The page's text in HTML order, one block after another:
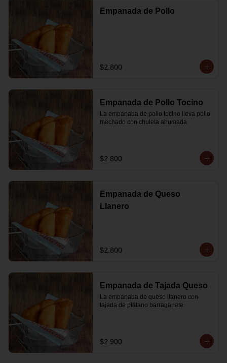
Empanada de Pollo
$2.800
Empanada de Pollo Tocino
La empanada de pollo tocino lleva pollo
mechado con chuleta ahumada
$2.800
Empanada de Queso
Llanero
$2.800
Empanada de Tajada Queso
La empanada de queso llanero con
tajada de plátano barraganete
$2.900